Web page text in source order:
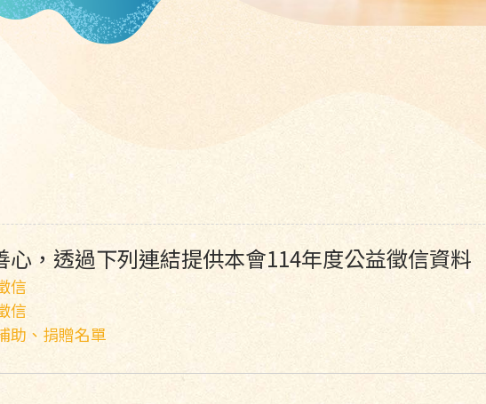
心，透過下列連結提供本會114年度公益徵信資料
信
信
助、捐贈名單